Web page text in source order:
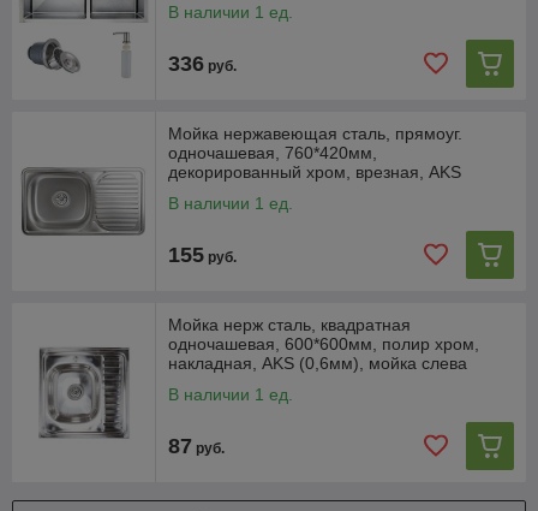
В наличии 1 ед.
336 руб.
Мойка нержавеющая сталь, прямоуг.
одночашевая, 760*420мм,
декорированный хром, врезная, AKS
В наличии 1 ед.
155 руб.
Мойка нерж сталь, квадратная
одночашевая, 600*600мм, полир хром,
накладная, AKS (0,6мм), мойка слева
В наличии 1 ед.
87 руб.